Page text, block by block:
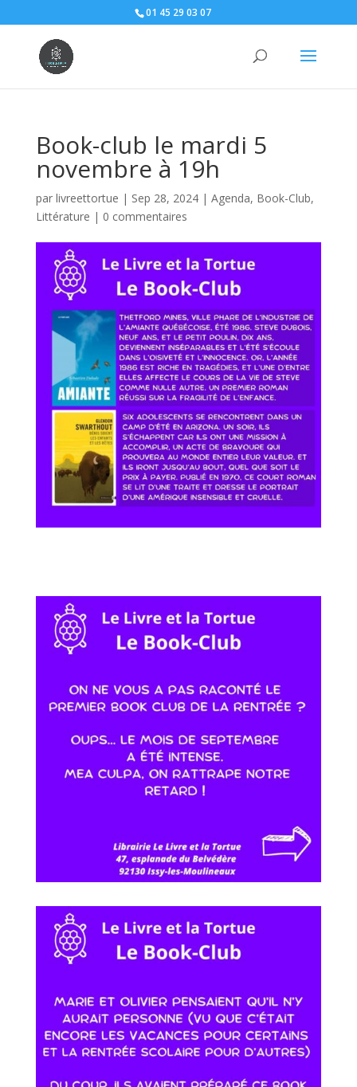
01 45 29 03 07
Book-club le mardi 5
novembre à 19h
par livreettortue | Sep 28, 2024| Agenda, Book-Club,
Littérature | 0 commentaires